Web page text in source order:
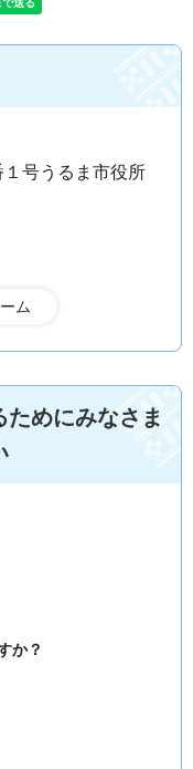
１号うるま市役所
めにみなさま
か？